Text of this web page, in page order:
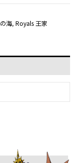
海, Royals 王家
Cart